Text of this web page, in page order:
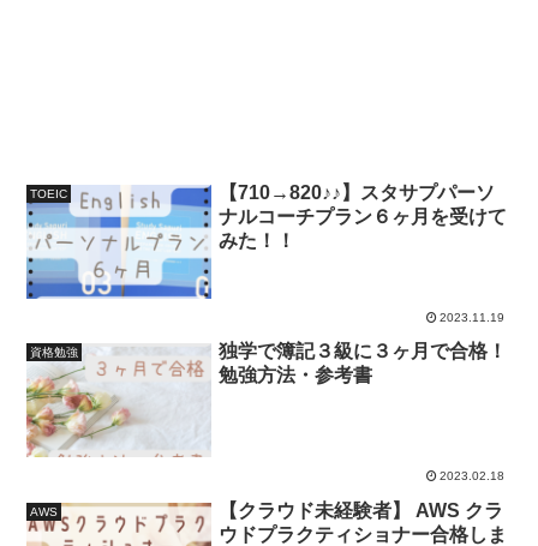
TOEIC
【710→820♪♪】スタサプパーソ
ナルコーチプラン６ヶ月を受けて
みた！！
2023.11.19
資格勉強
独学で簿記３級に３ヶ月で合格！
勉強方法・参考書
2023.02.18
AWS
【クラウド未経験者】 AWS クラ
ウドプラクティショナー合格しま